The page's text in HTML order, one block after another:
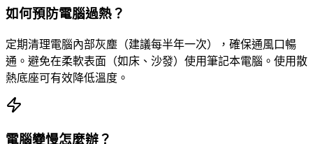
如何預防電腦過熱？
定期清理電腦內部灰塵（建議每半年一次），確保通風口暢
通。避免在柔軟表面（如床、沙發）使用筆記本電腦。使用散
熱底座可有效降低溫度。
電腦變慢怎麼辦？